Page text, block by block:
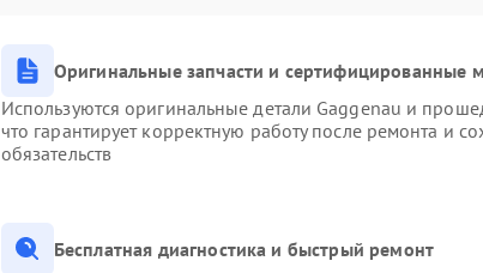
Оригинальные запчасти и сертифицированные
Используются оригинальные детали Gaggenau и
что гарантирует корректную работу после ремонта и
обязательств
Бесплатная диагностика и быстрый ремонт